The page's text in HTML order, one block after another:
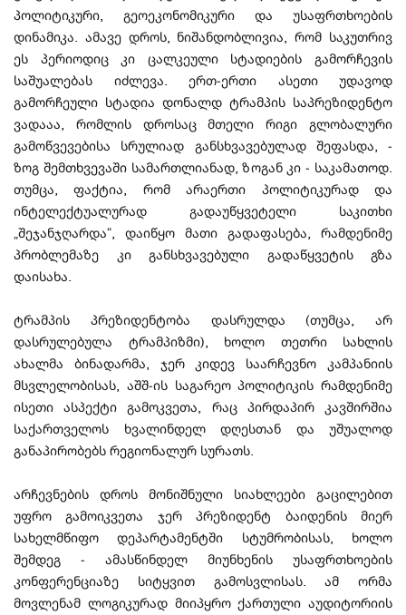
პოლიტიკური, გეოეკონომიკური და უსაფრთხოების
დინამიკა. ამავე დროს, ნიშანდობლივია, რომ საკუთრივ
ეს პერიოდიც კი ცალკეული სტადიების გამორჩევის
საშუალებას იძლევა. ერთ-ერთი ასეთი უდავოდ
გამორჩეული სტადია დონალდ ტრამპის საპრეზიდენტო
ვადააა, რომლის დროსაც მთელი რიგი გლობალური
გამოწვევებისა სრულიად განსხვავებულად შეფასდა, -
ზოგ შემთხვევაში სამართლიანად, ზოგან კი - საკამათოდ.
თუმცა, ფაქტია, რომ არაერთი პოლიტიკურად და
ინტელექტუალურად გადაუწყვეტელი საკითხი
„შეჯანჯღარდა“, დაიწყო მათი გადაფასება, რამდენიმე
პრობლემაზე კი განსხვავებული გადაწყვეტის გზა
დაისახა.
ტრამპის პრეზიდენტობა დასრულდა (თუმცა, არ
დასრულებულა ტრამპიზმი), ხოლო თეთრი სახლის
ახალმა ბინადარმა, ჯერ კიდევ საარჩევნო კამპანიის
მსვლელობისას, აშშ-ის საგარეო პოლიტიკის რამდენიმე
ისეთი ასპექტი გამოკვეთა, რაც პირდაპირ კავშირშია
საქართველოს ხვალინდელ დღესთან და უშუალოდ
განაპირობებს რეგიონალურ სურათს.
არჩევნების დროს მონიშნული სიახლეები გაცილებით
უფრო გამოიკვეთა ჯერ პრეზიდენტ ბაიდენის მიერ
სახელმწიფო დეპარტამენტში სტუმრობისას, ხოლო
შემდეგ - ამასწინდელ მიუნხენის უსაფრთხოების
კონფერენციაზე სიტყვით გამოსვლისას. ამ ორმა
მოვლენამ ლოგიკურად მიიპყრო ქართული აუდიტორიის